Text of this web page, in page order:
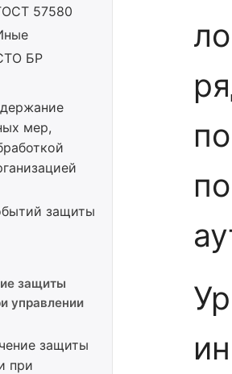
57580
БР
мер,
защиты
защиты
управлении
защиты
при